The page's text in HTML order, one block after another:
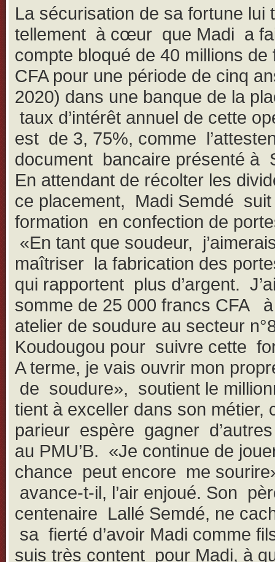
La sécurisation de sa fortune lui
tellement à cœur que Madi a
compte bloqué de 40 millions de
CFA pour une période de cinq
2020) dans une banque de la
taux d’intérêt annuel de cette
est de 3, 75%, comme
document bancaire présenté à
En attendant de récolter les
ce placement, Madi Semdé
formation en confection de
«En tant que soudeur,
maîtriser la fabrication des
qui rapportent plus d’argent.
somme de 25 000 francs CFA
atelier de soudure au secteur
Koudougou pour suivre cette
A terme, je vais ouvrir mon
de soudure», soutient le
tient à exceller dans son métier,
parieur espère gagner
au PMU’B. «Je continue de
chance peut encore me
avance-t-il, l’air enjoué. Son
centenaire Lallé Semdé, ne
sa fierté d’avoir Madi comme
suis très content pour Madi, à